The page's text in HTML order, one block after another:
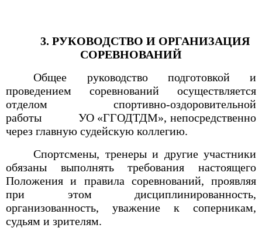
3. РУКОВОДСТВО И ОРГАНИЗАЦИЯ
СОРЕВНОВАНИЙ
Общее руководство подготовкой и
проведением соревнований осуществляется
отделом спортивно-оздоровительной
работы
УО «ГГОДТДМ», непосредственно
через главную судейскую коллегию.
Спортсмены, тренеры и другие участники
обязаны выполнять требования настоящего
Положения и правила соревнований, проявляя
при этом дисциплинированность,
организованность, уважение к соперникам,
судьям и зрителям.